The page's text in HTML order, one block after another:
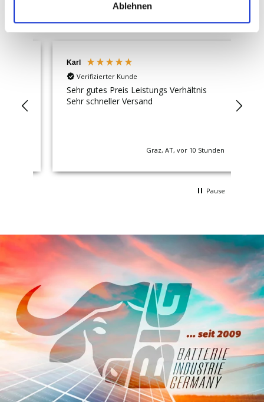
Ablehnen
13.236 Bewertungen
Verifizierter Kunde
Sehr gutes Preis Leistungs Verhältnis
Sehr schneller Versand
Graz, AT, vor 10 Stunden
Pause